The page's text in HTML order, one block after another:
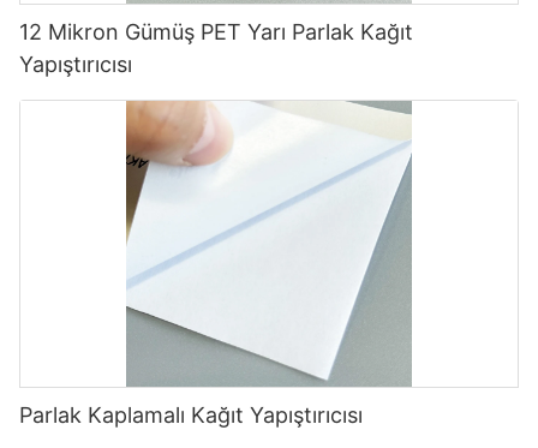
12 Mikron Gümüş PET Yarı Parlak Kağıt
Yapıştırıcısı
Parlak Kaplamalı Kağıt Yapıştırıcısı